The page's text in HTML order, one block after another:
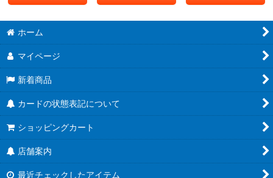
ホーム
マイページ
新着商品
カードの状態表記について
ショッピングカート
店舗案内
最近チェックしたアイテム